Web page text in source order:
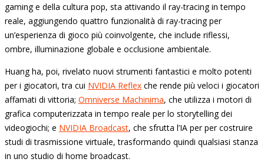
gaming e della cultura pop, sta attivando il ray-tracing in tempo
reale, aggiungendo quattro funzionalità di ray-tracing per
un’esperienza di gioco più coinvolgente, che include riflessi,
ombre, illuminazione globale e occlusione ambientale.
Huang ha, poi, rivelato nuovi strumenti fantastici e molto potenti
per i giocatori, tra cui NVIDIA Reflex che rende più veloci i giocatori
affamati di vittoria; Omniverse Machinima, che utilizza i motori di
grafica computerizzata in tempo reale per lo storytelling dei
videogiochi; e NVIDIA Broadcast, che sfrutta l’IA per per costruire
studi di trasmissione virtuale, trasformando quindi qualsiasi stanza
in uno studio di home broadcast.